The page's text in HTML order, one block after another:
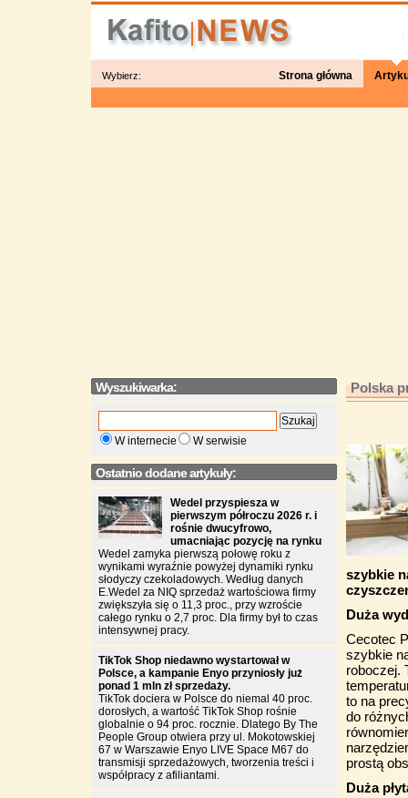
Wybierz: Strona główna
Polska
szybkie
Duża
Cecotec
szybkie
roboczej.
to na
do
prostą
Duża
Wyszukiwarka:
W internecie W serwisie
Ostatnio dodane artykuły:
Wedel przyspiesza w
pierwszym półroczu 2026 r. i
rośnie dwucyfrowo,
umacniając pozycję na rynku
Wedel zamyka pierwszą połowę roku z
wynikami wyraźnie powyżej dynamiki rynku
słodyczy czekoladowych. Według danych
E.Wedel za NIQ sprzedaż wartościowa firmy
zwiększyła się o 11,3 proc., przy wzroście
całego rynku o 2,7 proc. Dla firmy był to czas
intensywnej pracy.
TikTok Shop niedawno wystartował w
Polsce, a kampanie Enyo przyniosły już
ponad 1 mln zł sprzedaży.
TikTok dociera w Polsce do niemal 40 proc.
dorosłych, a wartość TikTok Shop rośnie
globalnie o 94 proc. rocznie. Dlatego By The
People Group otwiera przy ul. Mokotowskiej
67 w Warszawie Enyo LIVE Space M67 do
transmisji sprzedażowych, tworzenia treści i
współpracy z afiliantami.